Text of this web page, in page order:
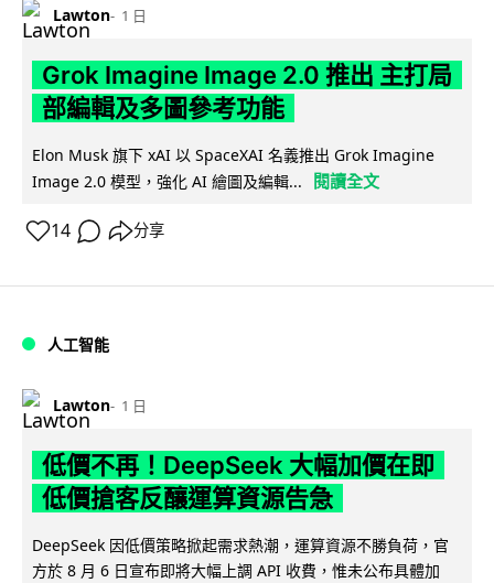
Lawton 1 日
Grok Imagine Image 2.0 推出 主打局
部編輯及多圖參考功能
Elon Musk 旗下 xAI 以 SpaceXAI 名義推出 Grok Imagine
Image 2.0 模型，強化 AI 繪圖及編輯...
閱讀全文
14 分享
人工智能
Lawton 1 日
低價不再！DeepSeek 大幅加價在即
低價搶客反釀運算資源告急
DeepSeek 因低價策略掀起需求熱潮，運算資源不勝負荷，官
方於 8 月 6 日宣布即將大幅上調 API 收費，惟未公布具體加